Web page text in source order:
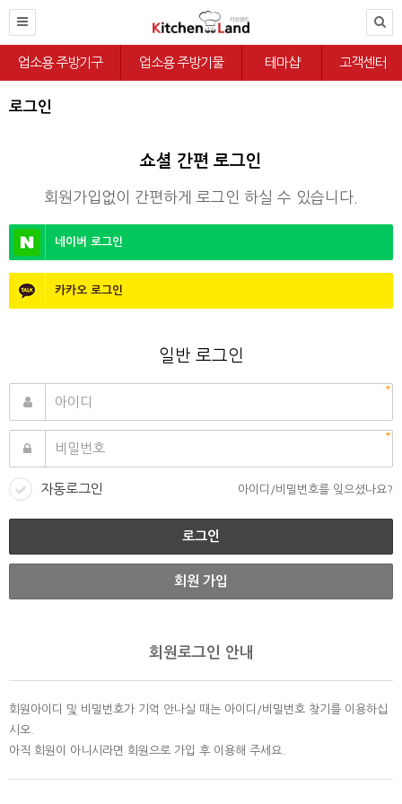
업소용 주방기구 업소용 주방기물 테마샵 고객센터
로그인
쇼셜 간편 로그인
회원가입없이 간편하게 로그인 하실 수 있습니다.
네이버 로그인
카카오 로그인
일반 로그인
자동로그인 아이디/비밀번호를 잊으셨나요?
회원 가입
회원로그인 안내
회원아이디 및 비밀번호가 기억 안나실 때는 아이디/비밀번호 찾기를 이용하십
시오.
아직 회원이 아니시라면 회원으로 가입 후 이용해 주세요.